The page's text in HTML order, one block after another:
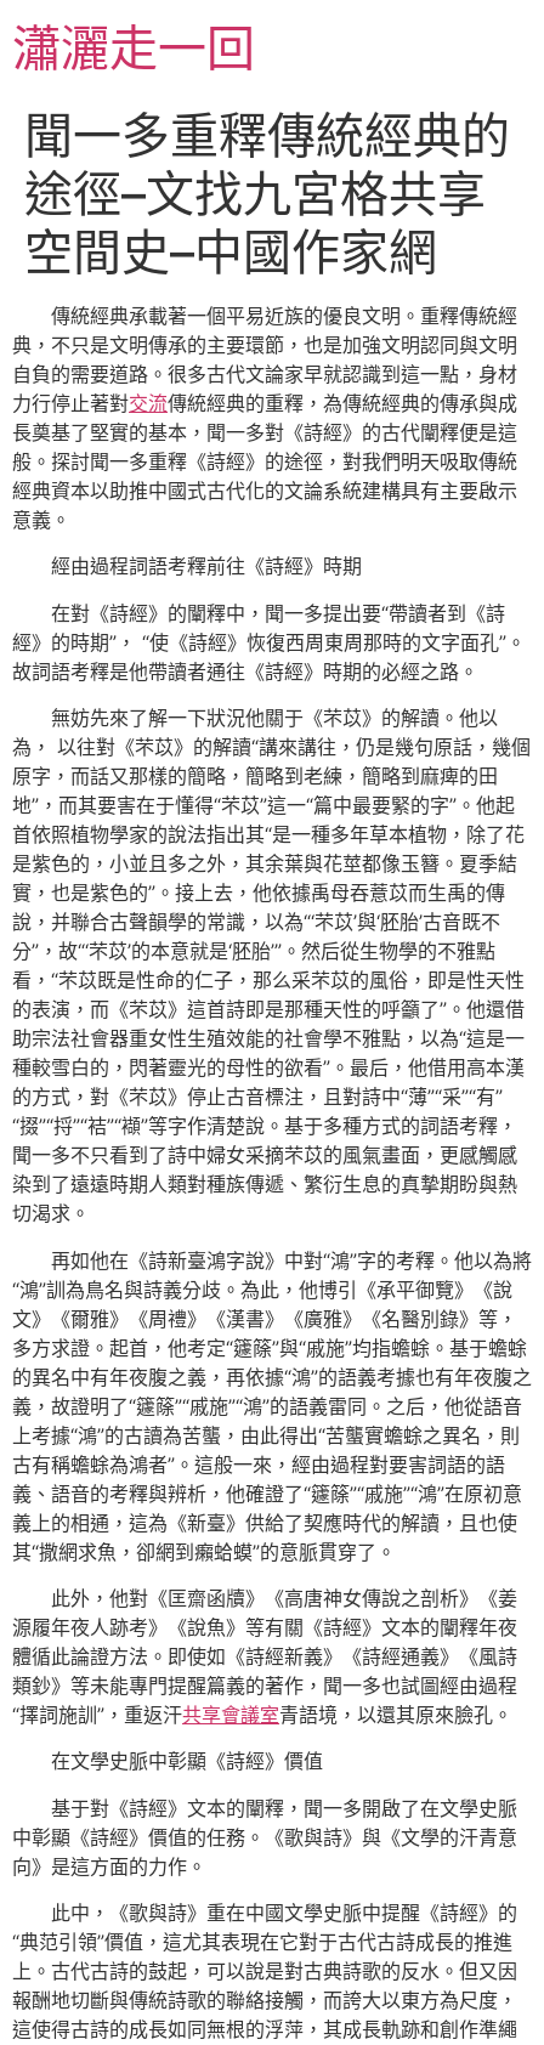
至
主瀟灑走一回
聞一多重釋傳統經典的
途徑–文找九宮格共享
空間史–中國作家網
傳統經典承載著一個平易近族的優良文明。重釋傳統經
典，不只是文明傳承的主要環節，也是加強文明認同與文明
自負的需要道路。很多古代文論家早就認識到這一點，身材
力行停止著對交流傳統經典的重釋，為傳統經典的傳承與成
長奠基了堅實的基本，聞一多對《詩經》的古代闡釋便是這
般。探討聞一多重釋《詩經》的途徑，對我們明天吸取傳統
經典資本以助推中國式古代化的文論系統建構具有主要啟示
意義。
經由過程詞語考釋前往《詩經》時期
在對《詩經》的闡釋中，聞一多提出要“帶讀者到《詩
經》的時期”， “使《詩經》恢復西周東周那時的文字面孔”。
故詞語考釋是他帶讀者通往《詩經》時期的必經之路。
無妨先來了解一下狀況他關于《芣苡》的解讀。他以
為， 以往對《芣苡》的解讀“講來講往，仍是幾句原話，幾個
原字，而話又那樣的簡略，簡略到老練，簡略到麻痺的田
地”，而其要害在于懂得“芣苡”這一“篇中最要緊的字”。他起
首依照植物學家的說法指出其“是一種多年草本植物，除了花
是紫色的，小並且多之外，其余葉與花莖都像玉簪。夏季結
實，也是紫色的”。接上去，他依據禹母吞薏苡而生禹的傳
說，并聯合古聲韻學的常識，以為“‘芣苡’與‘胚胎’古音既不
分”，故“‘芣苡’的本意就是‘胚胎’”。然后從生物學的不雅點
看，“芣苡既是性命的仁子，那么采芣苡的風俗，即是性天性
的表演，而《芣苡》這首詩即是那種天性的呼籲了”。他還借
助宗法社會器重女性生殖效能的社會學不雅點，以為“這是一
種較雪白的，閃著靈光的母性的欲看”。最后，他借用高本漢
的方式，對《芣苡》停止古音標注，且對詩中“薄”“采”“有”
“掇”“捋”“袺”“襭”等字作清楚說。基于多種方式的詞語考釋，
聞一多不只看到了詩中婦女采摘芣苡的風氣畫面，更感觸感
染到了遠遠時期人類對種族傳遞、繁衍生息的真摯期盼與熱
切渴求。
再如他在《詩新臺鴻字說》中對“鴻”字的考釋。他以為將
“鴻”訓為鳥名與詩義分歧。為此，他博引《承平御覽》《說
文》《爾雅》《周禮》《漢書》《廣雅》《名醫別錄》等，
多方求證。起首，他考定“籧篨”與“戚施”均指蟾蜍。基于蟾蜍
的異名中有年夜腹之義，再依據“鴻”的語義考據也有年夜腹之
義，故證明了“籧篨”“戚施”“鴻”的語義雷同。之后，他從語音
上考據“鴻”的古讀為苦蠪，由此得出“苦蠪實蟾蜍之異名，則
古有稱蟾蜍為鴻者”。這般一來，經由過程對要害詞語的語
義、語音的考釋與辨析，他確證了“籧篨”“戚施”“鴻”在原初意
義上的相通，這為《新臺》供給了契應時代的解讀，且也使
其“撒網求魚，卻網到癩蛤蟆”的意脈貫穿了。
此外，他對《匡齋函牘》《高唐神女傳說之剖析》《姜
源履年夜人跡考》《說魚》等有關《詩經》文本的闡釋年夜
體循此論證方法。即使如《詩經新義》《詩經通義》《風詩
類鈔》等未能專門提醒篇義的著作，聞一多也試圖經由過程
“擇詞施訓”，重返汗共享會議室青語境，以還其原來臉孔。
在文學史脈中彰顯《詩經》價值
基于對《詩經》文本的闡釋，聞一多開啟了在文學史脈
中彰顯《詩經》價值的任務。《歌與詩》與《文學的汗青意
向》是這方面的力作。
此中，《歌與詩》重在中國文學史脈中提醒《詩經》的
“典范引領”價值，這尤其表現在它對于古代古詩成長的推進
上。古代古詩的鼓起，可以說是對古典詩歌的反水。但又因
報酬地切斷與傳統詩歌的聯絡接觸，而誇大以東方為尺度，
這使得古詩的成長如同無根的浮萍，其成長軌跡和創作準繩